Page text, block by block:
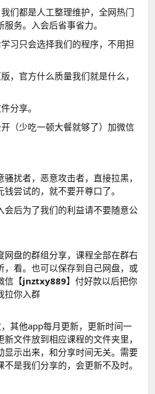
们都是人工整理维护，全网热门
务。入会后省事省力。
习只会选择我们的程序，不用担
，官方什么质量我们就是什么，
分享。
（少吃一顿大餐就够了）加微信
扰者，恶意攻击者，直接拉黑，
尝试的，就不要开尊口了。
会后为了我们的利益请不要随意公
网盘的群组分享，课程全部在群右
，看。也可以保存到自己网盘，或
信【jnztxy889】付好款以后把你
拉你入群
其他app每月更新，更新时间一
文件放到相应课程的文件夹里，
显示出来，和分享时间无关。需要
是我们分享的，会更新不及时。